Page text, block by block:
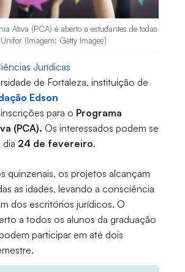
Ativa (PCA) é aberto a estudantes de todas
(Imagem: Getty Images)
Jurídicas
de Fortaleza, instituição de
Edson
para o Programa
(PCA). Os interessados podem se
24 de fevereiro.
quinzenais, os projetos alcançam
as idades, levando a consciência
dos escritórios jurídicos. O
a todos os alunos da graduação
participar em até dois